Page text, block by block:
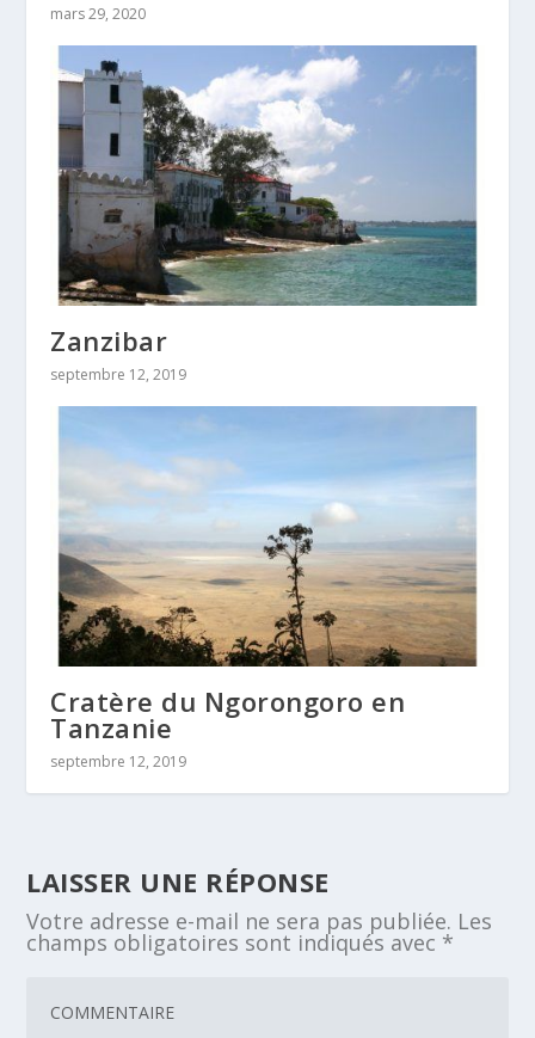
mars 29, 2020
Zanzibar
septembre 12, 2019
Cratère du Ngorongoro en
Tanzanie
septembre 12, 2019
LAISSER UNE RÉPONSE
Votre adresse e-mail ne sera pas publiée. Les
champs obligatoires sont indiqués avec *